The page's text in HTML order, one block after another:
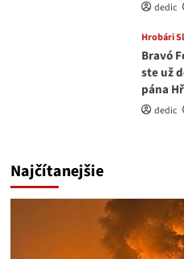
dedic
Hrobári
Bravó
ste už
pána
dedic
Najčítanejšie